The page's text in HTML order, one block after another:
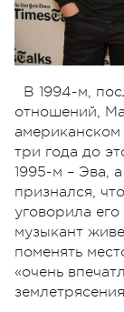
В 1994-м,
отношений,
три года до
1995-м – Эва,
признался,
уговорила
музыкант
поменять
«очень